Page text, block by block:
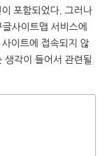
포함되었다. 그러나
사이트맵 서비스에
사이트에 접속되지 않
생각이 들어서 관련될